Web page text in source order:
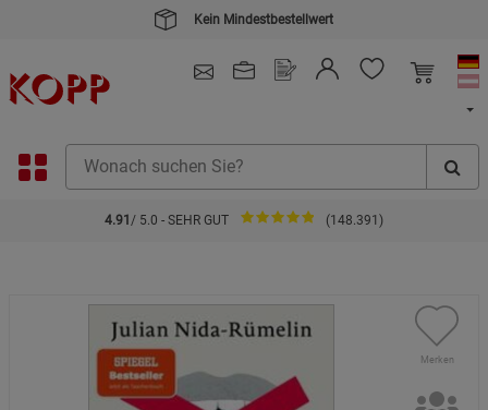
Kein Mindestbestellwert
4.91 / 5.0 - SEHR GUT (148.391)
Merken